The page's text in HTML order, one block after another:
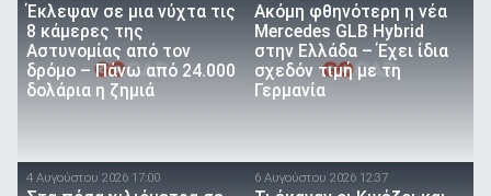
Έκλεψαν σε μια νύχτα τις
8 κάμερες της
Αστυνομίας από τον
δρόμο – Πάνω από 24.000
δολάρια η ζημιά
Ακόμη φθηνότερη η νέα
Mercedes GLB Hybrid
στην Ελλάδα – Έχει ίδια
σχεδόν τιμή με τη
Γερμανία
4 Αυγούστου 2026 17:00 6 Αυγούστου 2026 12:37